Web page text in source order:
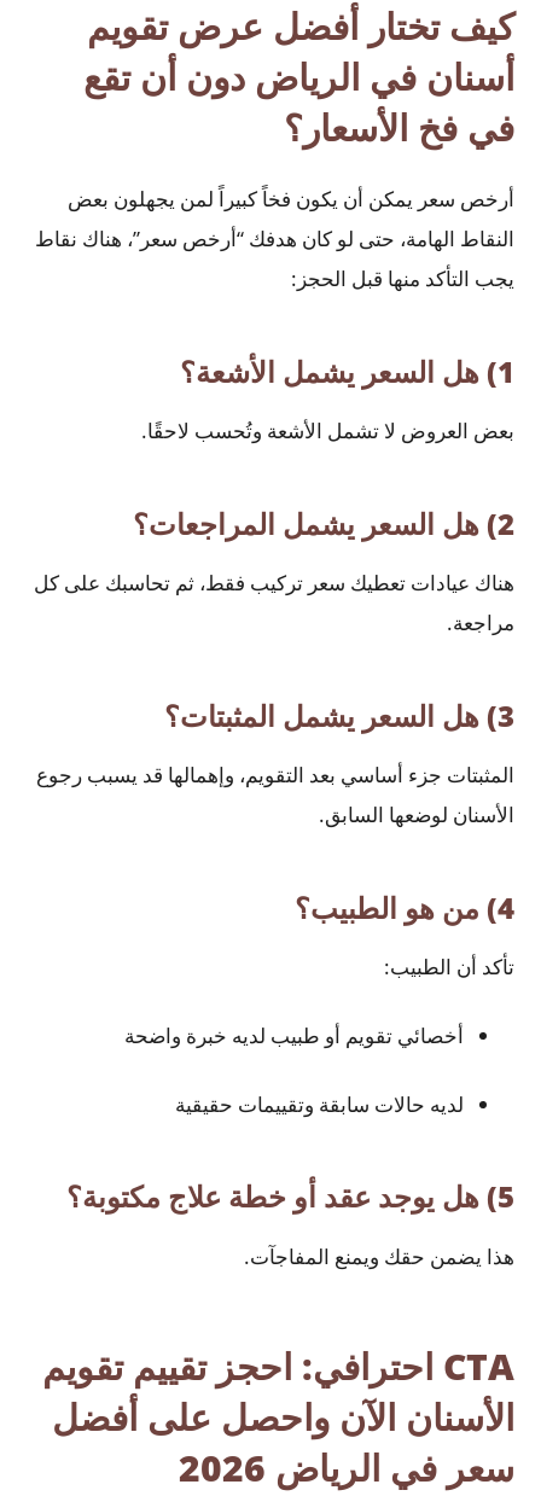
كيف تختار أفضل عرض تقويم
أسنان في الرياض دون أن تقع
في فخ الأسعار؟
أرخص سعر يمكن أن يكون فخاً كبيراً لمن يجهلون بعض
النقاط الهامة، حتى لو كان هدفك “أرخص سعر”، هناك نقاط
يجب التأكد منها قبل الحجز:
1) هل السعر يشمل الأشعة؟
بعض العروض لا تشمل الأشعة وتُحسب لاحقًا.
2) هل السعر يشمل المراجعات؟
هناك عيادات تعطيك سعر تركيب فقط، ثم تحاسبك على كل
مراجعة.
3) هل السعر يشمل المثبتات؟
المثبتات جزء أساسي بعد التقويم، وإهمالها قد يسبب رجوع
الأسنان لوضعها السابق.
4) من هو الطبيب؟
تأكد أن الطبيب:
أخصائي تقويم أو طبيب لديه خبرة واضحة
لديه حالات سابقة وتقييمات حقيقية
5) هل يوجد عقد أو خطة علاج مكتوبة؟
هذا يضمن حقك ويمنع المفاجآت.
CTA احترافي: احجز تقييم تقويم
الأسنان الآن واحصل على أفضل
سعر في الرياض 2026